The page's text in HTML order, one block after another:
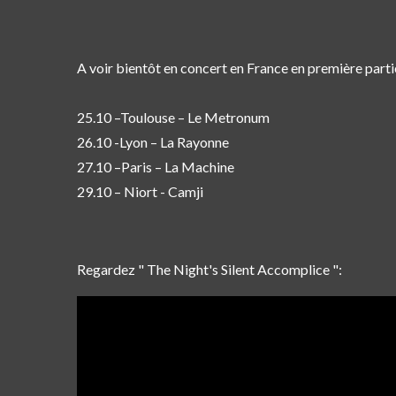
A voir bientôt en concert en France en première
25.10 –Toulouse – Le Metronum
26.10 -Lyon – La Rayonne
27.10 –Paris – La Machine
29.10 – Niort - Camji
Regardez " The Night's Silent Accomplice ":